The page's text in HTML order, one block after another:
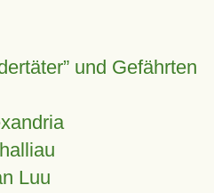
und Gefährten
Luu